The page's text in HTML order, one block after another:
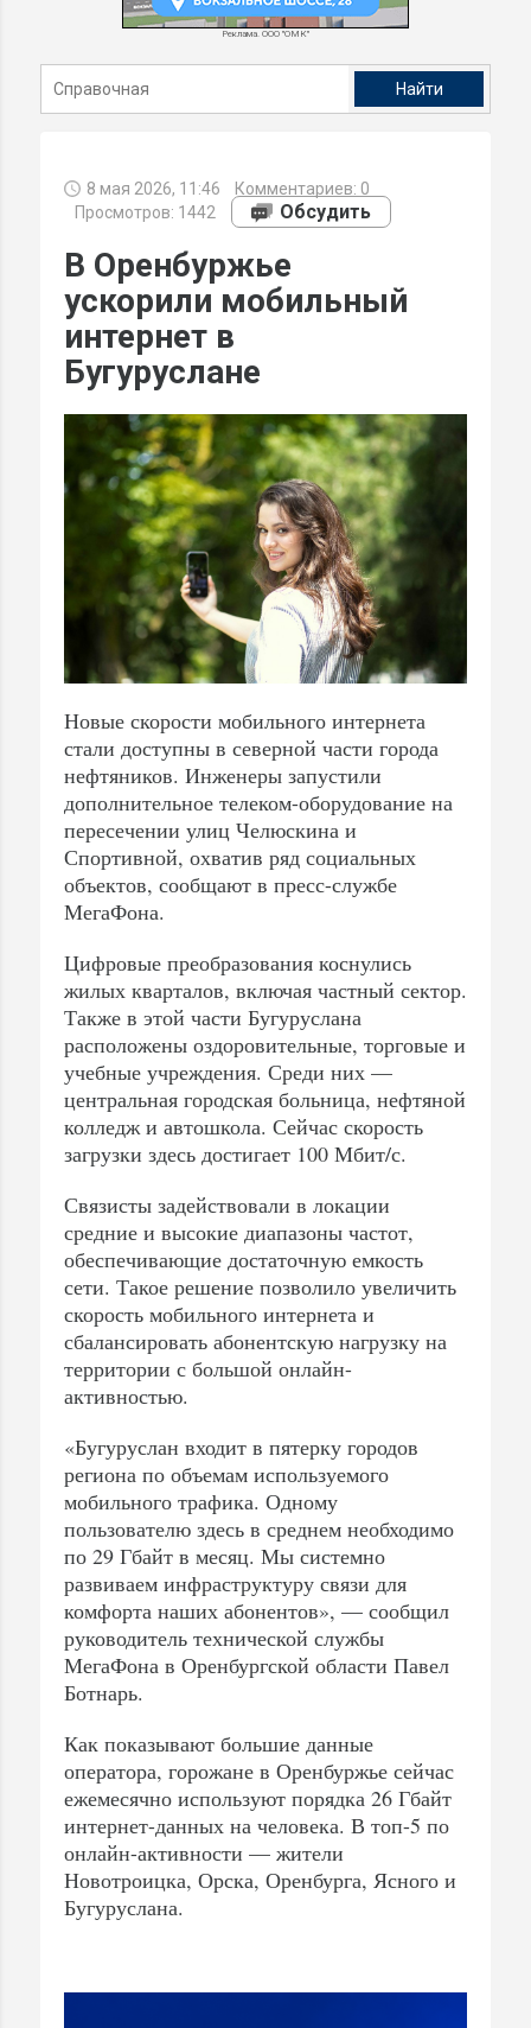
Реклама. ООО "ОМК"
8 мая 2026, 11:46 Комментариев: 0
Просмотров: 1442
Обсудить
В Оренбуржье
ускорили мобильный
интернет в
Бугуруслане
Новые скорости мобильного интернета
стали доступны в северной части города
нефтяников. Инженеры запустили
дополнительное телеком-оборудование на
пересечении улиц Челюскина и
Спортивной, охватив ряд социальных
объектов, сообщают в пресс-службе
МегаФона.
Цифровые преобразования коснулись
жилых кварталов, включая частный сектор.
Также в этой части Бугуруслана
расположены оздоровительные, торговые и
учебные учреждения. Среди них —
центральная городская больница, нефтяной
колледж и автошкола. Сейчас скорость
загрузки здесь достигает 100 Мбит/с.
Связисты задействовали в локации
средние и высокие диапазоны частот,
обеспечивающие достаточную емкость
сети. Такое решение позволило увеличить
скорость мобильного интернета и
сбалансировать абонентскую нагрузку на
территории с большой онлайн-
активностью.
«Бугуруслан входит в пятерку городов
региона по объемам используемого
мобильного трафика. Одному
пользователю здесь в среднем необходимо
по 29 Гбайт в месяц. Мы системно
развиваем инфраструктуру связи для
комфорта наших абонентов», — сообщил
руководитель технической службы
МегаФона в Оренбургской области Павел
Ботнарь.
Как показывают большие данные
оператора, горожане в Оренбуржье сейчас
ежемесячно используют порядка 26 Гбайт
интернет-данных на человека. В топ-5 по
онлайн-активности — жители
Новотроицка, Орска, Оренбурга, Ясного и
Бугуруслана.